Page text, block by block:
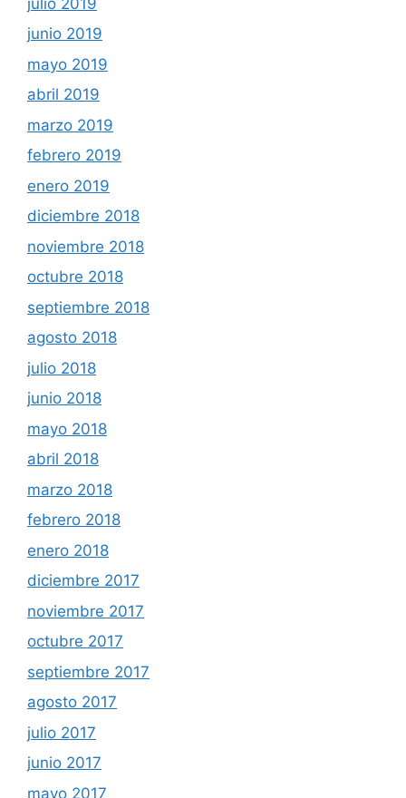
junio 2019
mayo 2019
abril 2019
marzo 2019
febrero 2019
enero 2019
diciembre 2018
noviembre 2018
octubre 2018
septiembre 2018
agosto 2018
julio 2018
junio 2018
mayo 2018
abril 2018
marzo 2018
febrero 2018
enero 2018
diciembre 2017
noviembre 2017
octubre 2017
septiembre 2017
agosto 2017
julio 2017
junio 2017
mayo 2017